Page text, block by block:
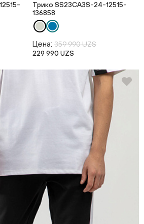
Трико SS23CA3S-24-12515-
136858
Цена: 359 990 UZS
229 990 UZS